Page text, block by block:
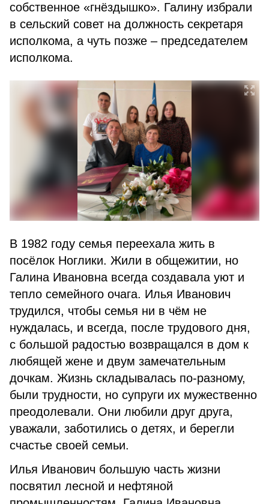
собственное «гнёздышко». Галину избрали
в сельский совет на должность секретаря
исполкома, а чуть позже – председателем
исполкома.
В 1982 году семья переехала жить в
посёлок Ноглики. Жили в общежитии, но
Галина Ивановна всегда создавала уют и
тепло семейного очага. Илья Иванович
трудился, чтобы семья ни в чём не
нуждалась, и всегда, после трудового дня,
с большой радостью возвращался в дом к
любящей жене и двум замечательным
дочкам. Жизнь складывалась по-разному,
были трудности, но супруги их мужественно
преодолевали. Они любили друг друга,
уважали, заботились о детях, и берегли
счастье своей семьи.
Илья Иванович большую часть жизни
посвятил лесной и нефтяной